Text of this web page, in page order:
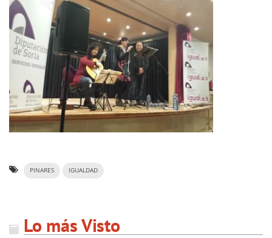
PINARES IGUALDAD
Lo más Visto